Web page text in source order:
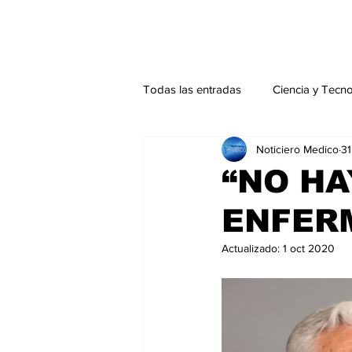
Todas las entradas Ciencia y
Actualidad Salud Mental
Endocrinología Actualidad
Consulta Externa especial
Perfiles
“NO
Noticiero Medico
Actualizado: 1 oct 2020